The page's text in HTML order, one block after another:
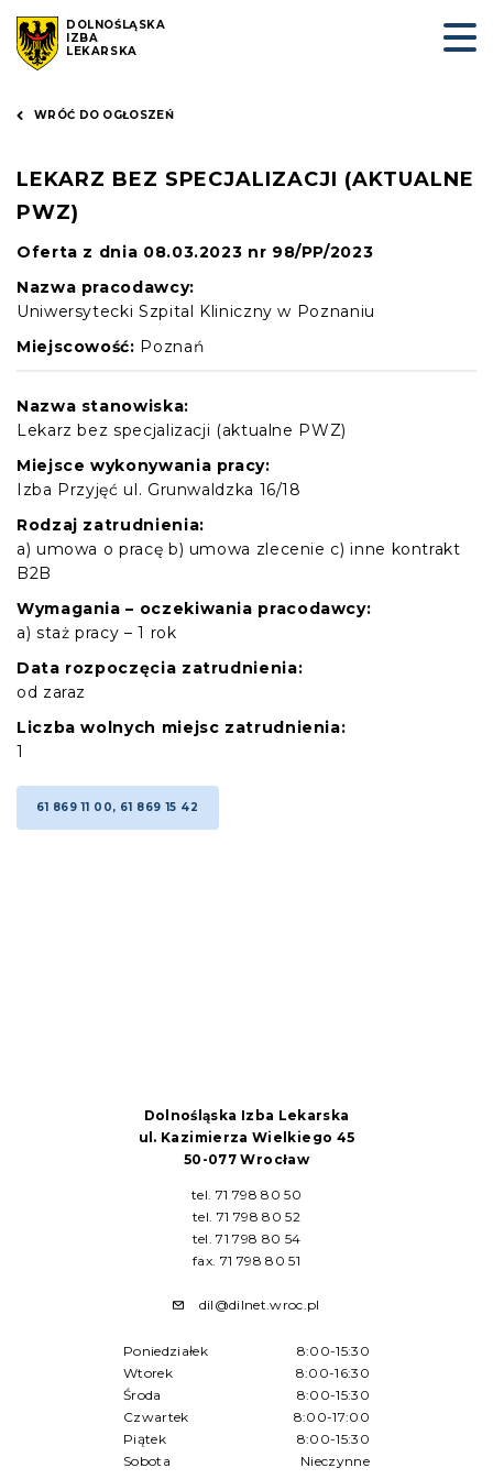
DOLNOŚLĄSKA
IZBA
LEKARSKA
WRÓĆ DO OGŁOSZEŃ
LEKARZ BEZ SPECJALIZACJI (AKTUALNE
PWZ)
Oferta z dnia 08.03.2023 nr 98/PP/2023
Nazwa pracodawcy:
Uniwersytecki Szpital Kliniczny w Poznaniu
Miejscowość: Poznań
Nazwa stanowiska:
Lekarz bez specjalizacji (aktualne PWZ)
Miejsce wykonywania pracy:
Izba Przyjęć ul. Grunwaldzka 16/18
Rodzaj zatrudnienia:
a) umowa o pracę b) umowa zlecenie c) inne kontrakt
B2B
Wymagania – oczekiwania pracodawcy:
a) staż pracy – 1 rok
Data rozpoczęcia zatrudnienia:
od zaraz
Liczba wolnych miejsc zatrudnienia:
1
61 869 11 00, 61 869 15 42
Dolnośląska Izba Lekarska
ul. Kazimierza Wielkiego 45
50-077 Wrocław
tel. 71 798 80 50
tel. 71 798 80 52
tel. 71 798 80 54
fax. 71 798 80 51
dil@dilnet.wroc.pl
Poniedziałek
8:00-15:30
Wtorek
8:00-16:30
Środa
8:00-15:30
Czwartek
8:00-17:00
Piątek
8:00-15:30
Sobota
Nieczynne